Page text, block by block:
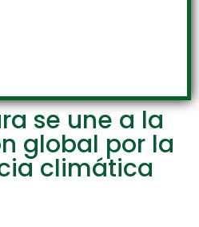
se une a la
global por la
climática